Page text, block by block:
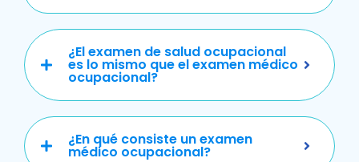
¿El examen de salud ocupacional
es lo mismo que el examen médico
ocupacional?
¿En qué consiste un examen
médico ocupacional?